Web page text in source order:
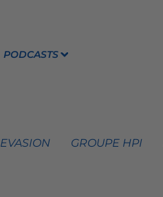
PODCASTS
GROUPE HPI